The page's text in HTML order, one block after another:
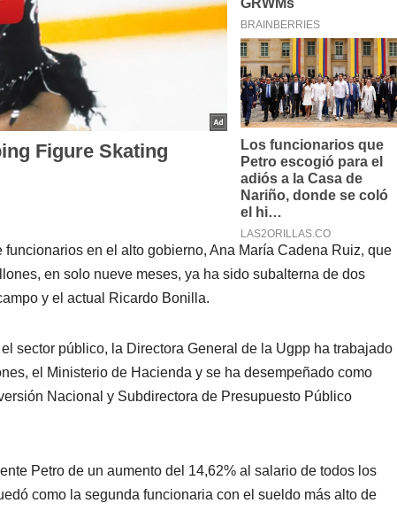
en el alto gobierno, Ana María Cadena Ruiz, que
en solo nueve meses, ya ha sido subalterna de dos
y el actual Ricardo Bonilla.
sector público, la Directora General de la Ugpp ha trabajado
el Ministerio de Hacienda y se ha desempeñado como
Nacional y Subdirectora de Presupuesto Público
Petro de un aumento del 14,62% al salario de todos los
como la segunda funcionaria con el sueldo más alto de